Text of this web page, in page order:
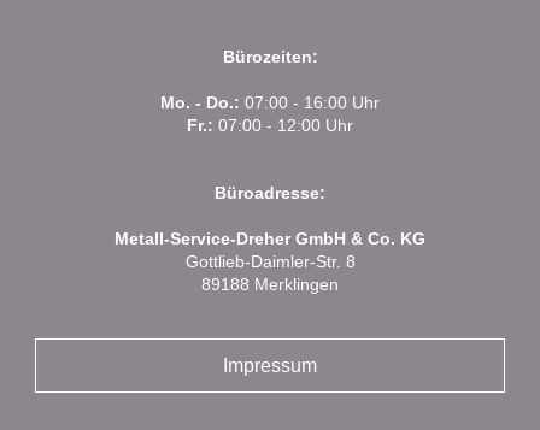
Bürozeiten:
Mo. - Do.: 07:00 - 16:00 Uhr
Fr.: 07:00 - 12:00 Uhr
Büroadresse:
Metall-Service-Dreher GmbH & Co. KG
Gottlieb-Daimler-Str. 8
89188 Merklingen
Impressum